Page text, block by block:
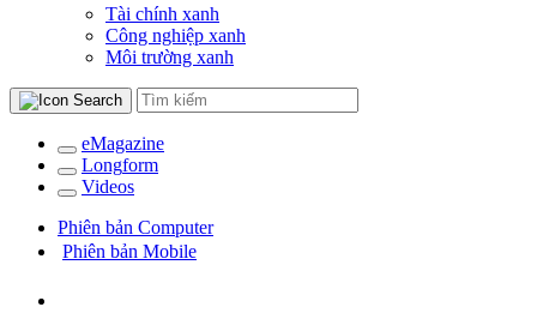
Tài chính xanh
Công nghiệp xanh
Môi trường xanh
eMagazine
Longform
Videos
Phiên bản Computer
Phiên bản Mobile